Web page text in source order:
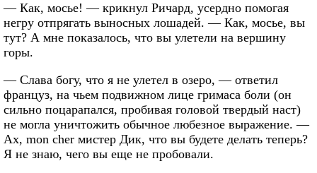
— Как, мосье! — крикнул Ричард, усердно помогая
негру отпрягать выносных лошадей. — Как, мосье, вы
тут? А мне показалось, что вы улетели на вершину
горы.
— Слава богу, что я не улетел в озеро, — ответил
француз, на чьем подвижном лице гримаса боли (он
сильно поцарапался, пробивая головой твердый наст)
не могла уничтожить обычное любезное выражение. —
Ах, mon cher мистер Дик, что вы будете делать теперь?
Я не знаю, чего вы еще не пробовали.